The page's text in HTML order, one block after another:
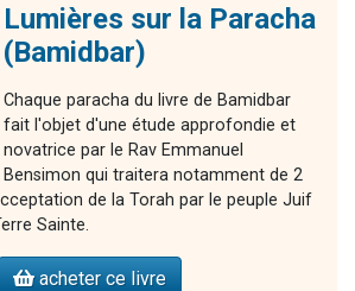
Lumières sur la Paracha
(Bamidbar)
Chaque paracha du livre de Bamidbar
fait l'objet d'une étude approfondie et
novatrice par le Rav Emmanuel
Bensimon qui traitera notamment de 2
de la Torah par le peuple Juif
Sainte.
acheter ce livre